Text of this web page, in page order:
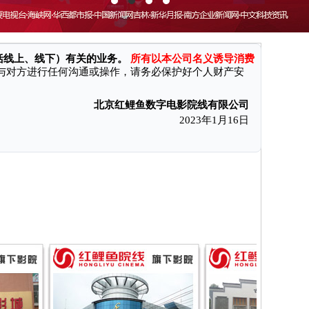
者付款后无法获得电影票和奖励、遭受财产损失。现本公司特向
上、线下）有关的业务。 所有以本公司名义诱导消费
方进行任何沟通或操作，请务必保护好个人财产安
2023年1月16日